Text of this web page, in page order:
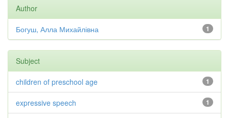
Author
1
Богуш, Алла Михайлівна
Subject
1
children of preschool age
1
expressive speech